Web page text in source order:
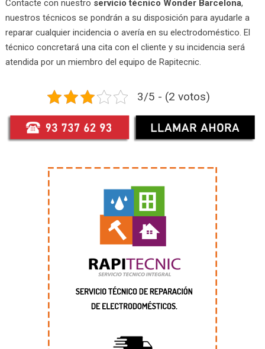
Contacte con nuestro servicio técnico Wonder Barcelona,
nuestros técnicos se pondrán a su disposición para ayudarle a
reparar cualquier incidencia o avería en su electrodoméstico. El
técnico concretará una cita con el cliente y su incidencia será
atendida por un miembro del equipo de Rapitecnic.
3/5 - (2 votos)